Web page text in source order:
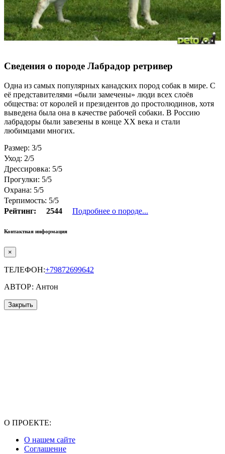
Сведения о породе Лабрадор ретривер
Одна из самых популярных канадских пород собак в мире. С
её представителями «были замечены» люди всех слоёв
общества: от королей и президентов до простолюдинов, хотя
выведена была она в качестве рабочей собаки. В Россию
лабрадоры были завезены в конце ХХ века и стали
любимцами многих.
Размер: 3/5
Уход: 2/5
Дрессировка: 5/5
Прогулки: 5/5
Охрана: 5/5
Терпимость: 5/5
Рейтинг:
2544 Подробнее о породе...
Контактная информация
×
ТЕЛЕФОН:+79872699642
АВТОР: Антон
Закрыть
О ПРОЕКТЕ:
О нашем сайте
Соглашение